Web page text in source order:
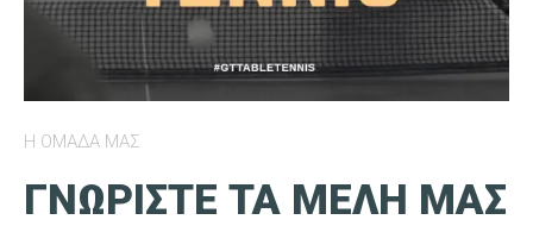
Η ΟΜΑΔΑ ΜΑΣ
ΓΝΩΡΙΣΤΕ ΤΑ ΜΕΛΗ ΜΑΣ